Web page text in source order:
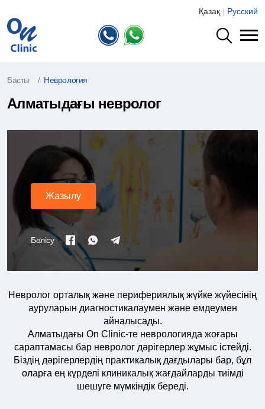
Қазақ | Русский
Басты Неврология
Алматыдағы невролог
Алматыдағы невролог
Жазылу
Бөлісу
Невролог орталық және перифериялық жүйке жүйесінің
ауруларын диагностикалаумен және емдеумен
айналысады.
Алматыдағы On Clinic-те неврологияда жоғары
сараптамасы бар невролог дәрігерлер жұмыс істейді.
Біздің дәрігерлердің практикалық дағдылары бар, бұл
оларға ең күрделі клиникалық жағдайларды тиімді
шешуге мүмкіндік береді.